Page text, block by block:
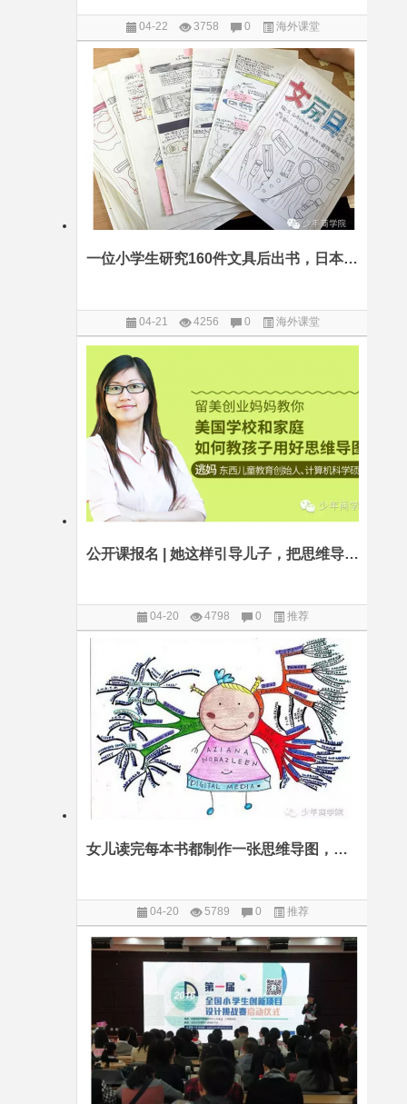
04-22 3758 0 海外课堂
一位小学生研究160件文具后出书，日本人有多重视孩子的钻研劲儿
04-21 4256 0 海外课堂
公开课报名 | 她这样引导儿子，把思维导图变成了“思维导途”
04-20 4798 0 推荐
女儿读完每本书都制作一张思维导图，她的英文阅读水平突飞猛进
04-20 5789 0 推荐